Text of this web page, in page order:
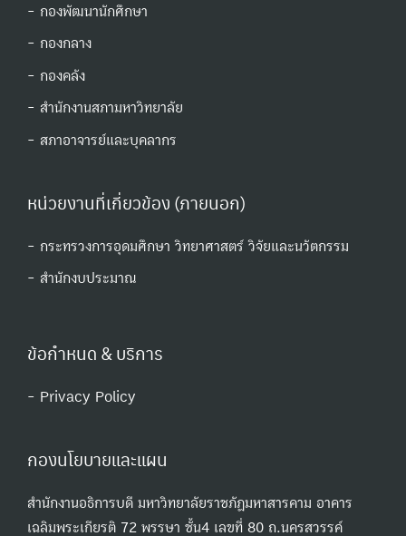
- กองพัฒนานักศึกษา
- กองกลาง
- กองคลัง
- สำนักงานสภามหาวิทยาลัย
- สภาอาจารย์และบุคลากร
หน่วยงานที่เกี่ยวข้อง (ภายนอก)
- กระทรวงการอุดมศึกษา วิทยาศาสตร์ วิจัยและนวัตกรรม
- สํานักงบประมาณ
ข้อกำหนด & บริการ
- Privacy Policy
กองนโยบายและแผน
สำนักงานอธิการบดี มหาวิทยาลัยราชภัฏมหาสารคาม อาคาร
เฉลิมพระเกียรติ 72 พรรษา ชั้น4 เลขที่ 80 ถ.นครสวรรค์